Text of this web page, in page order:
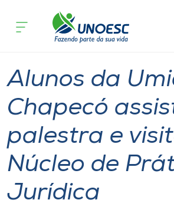
Cursos
Pesquisa
Atendimento ao Estudante
Portal de Ensino
acontece
Alunos da
Chapecó
palestra e
Núcleo de
Jurídica